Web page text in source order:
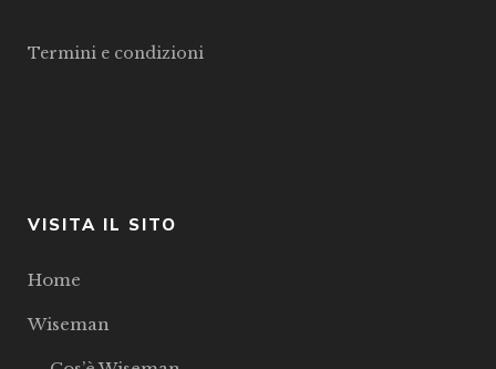
Termini e condizioni
VISITA IL SITO
Home
Wiseman